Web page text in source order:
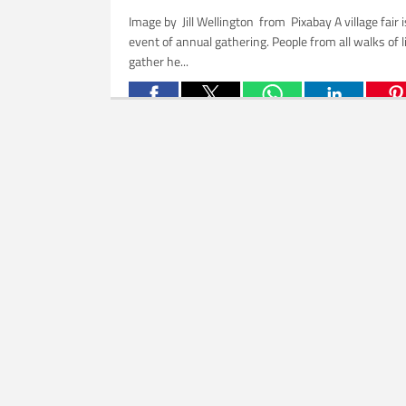
Image by Jill Wellington from Pixabay A village fair
event of annual gathering. People from all walks of
gather he...